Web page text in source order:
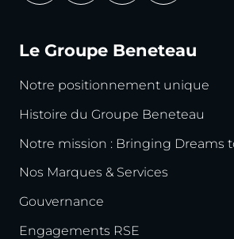
Le Groupe Beneteau
Notre positionnement unique
Histoire du Groupe Beneteau
Notre mission : Bringing Dreams
Nos Marques & Services
Gouvernance
Engagements RSE